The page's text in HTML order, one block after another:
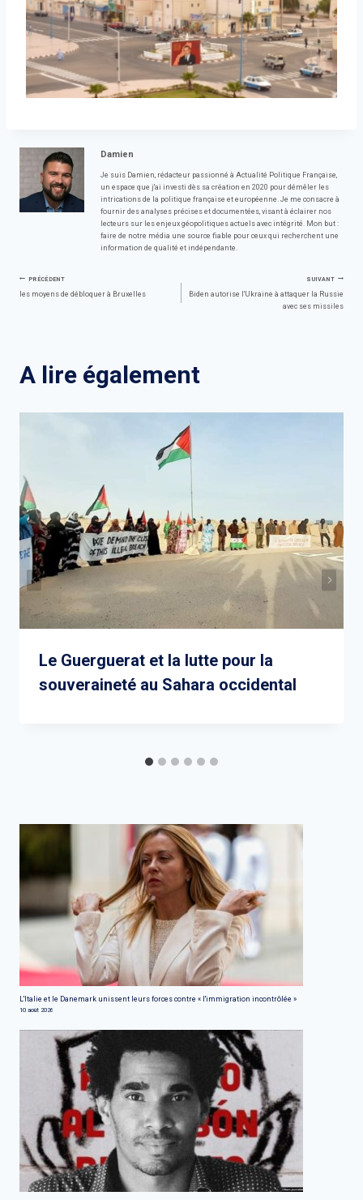
Damien
Je suis Damien, rédacteur passionné à Actualité Politique Française,
un espace que j'ai investi dès sa création en 2020 pour démêler les
intrications de la politique française et européenne. Je me consacre à
fournir des analyses précises et documentées, visant à éclairer nos
lecteurs sur les enjeux géopolitiques actuels avec intégrité. Mon but :
faire de notre média une source fiable pour ceux qui recherchent une
information de qualité et indépendante.
Navigation
PRÉCÉDENT
les moyens de débloquer à Bruxelles
SUIVANT
Biden autorise l'Ukraine à attaquer la Russie
avec ses missiles
A lire également
Le Guerguerat et la lutte pour la
souveraineté au Sahara occidental
L'Italie et le Danemark unissent leurs forces contre « l'immigration incontrôlée »
10 août 2026